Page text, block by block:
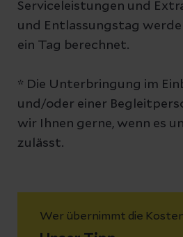
Serviceleistungen und
und Entlassungstag
ein Tag berechnet.
* Die Unterbringung im
und/oder einer
wir Ihnen gerne, wenn es
zulässt.
Wer übernimmt die